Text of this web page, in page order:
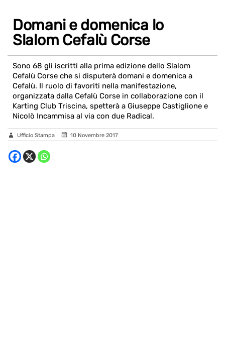
Domani e domenica lo
Slalom Cefalù Corse
Sono 68 gli iscritti alla prima edizione dello Slalom
Cefalù Corse che si disputerà domani e domenica a
Cefalù. Il ruolo di favoriti nella manifestazione,
organizzata dalla Cefalù Corse in collaborazione con il
Karting Club Triscina, spetterà a Giuseppe Castiglione e
Nicolò Incammisa al via con due Radical.
Ufficio Stampa 10 Novembre 2017